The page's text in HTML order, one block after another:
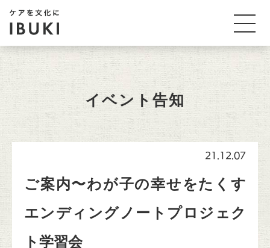
イベント告知
21.12.07
ご案内〜わが子の幸せをたくす
エンディングノートプロジェク
ト学習会